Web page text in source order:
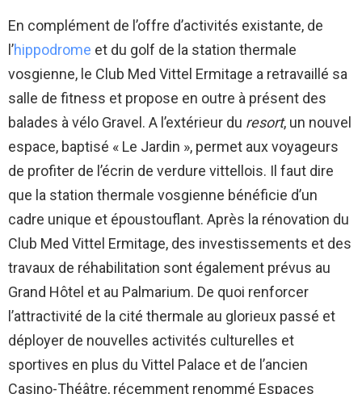
En complément de l’offre d’activités existante, de
l’hippodrome et du golf de la station thermale
vosgienne, le Club Med Vittel Ermitage a retravaillé sa
salle de fitness et propose en outre à présent des
balades à vélo Gravel. A l’extérieur du resort, un nouvel
espace, baptisé « Le Jardin », permet aux voyageurs
de profiter de l’écrin de verdure vittellois. Il faut dire
que la station thermale vosgienne bénéficie d’un
cadre unique et époustouflant. Après la rénovation du
Club Med Vittel Ermitage, des investissements et des
travaux de réhabilitation sont également prévus au
Grand Hôtel et au Palmarium. De quoi renforcer
l’attractivité de la cité thermale au glorieux passé et
déployer de nouvelles activités culturelles et
sportives en plus du Vittel Palace et de l’ancien
Casino-Théâtre, récemment renommé Espaces